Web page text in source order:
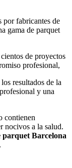
por fabricantes de
gama de parquet
de proyectos
profesional,
resultados de la
y una
contienen
nocivos a la salud.
parquet Barcelona